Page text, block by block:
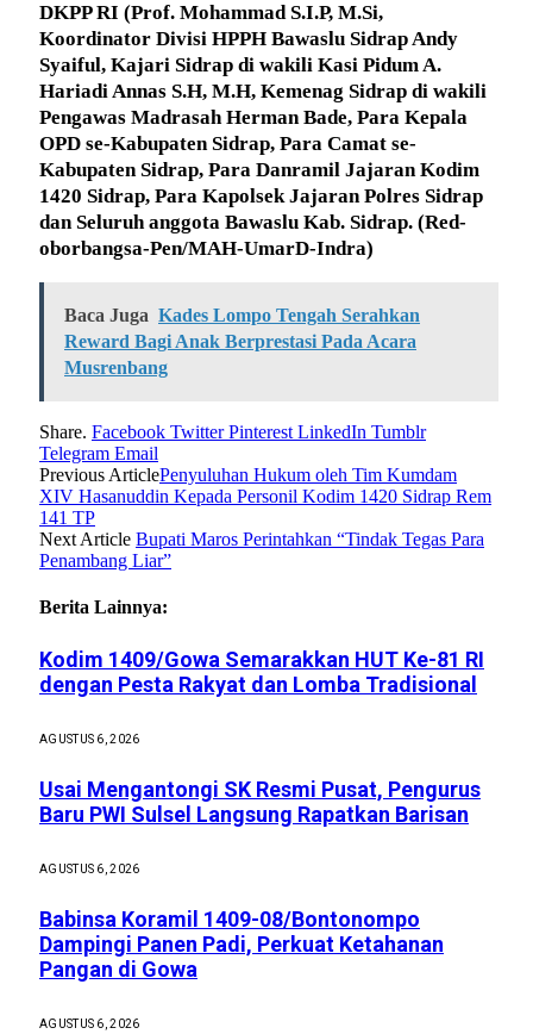
DKPP RI (Prof. Mohammad S.I.P, M.Si,
Koordinator Divisi HPPH Bawaslu Sidrap Andy
Syaiful, Kajari Sidrap di wakili Kasi Pidum A.
Hariadi Annas S.H, M.H, Kemenag Sidrap di wakili
Pengawas Madrasah Herman Bade, Para Kepala
OPD se-Kabupaten Sidrap, Para Camat se-
Kabupaten Sidrap, Para Danramil Jajaran Kodim
1420 Sidrap, Para Kapolsek Jajaran Polres Sidrap
dan Seluruh anggota Bawaslu Kab. Sidrap. (Red-
oborbangsa-Pen/MAH-UmarD-Indra)
Baca Juga Kades Lompo Tengah Serahkan
Reward Bagi Anak Berprestasi Pada Acara
Musrenbang
Share. Facebook Twitter Pinterest LinkedIn Tumblr
Telegram Email
Previous ArticlePenyuluhan Hukum oleh Tim Kumdam
XIV Hasanuddin Kepada Personil Kodim 1420 Sidrap Rem
141 TP
Next Article Bupati Maros Perintahkan “Tindak Tegas Para
Penambang Liar”
Berita Lainnya:
Kodim 1409/Gowa Semarakkan HUT Ke-81 RI
dengan Pesta Rakyat dan Lomba Tradisional
AGUSTUS 6, 2026
Usai Mengantongi SK Resmi Pusat, Pengurus
Baru PWI Sulsel Langsung Rapatkan Barisan
AGUSTUS 6, 2026
Babinsa Koramil 1409-08/Bontonompo
Dampingi Panen Padi, Perkuat Ketahanan
Pangan di Gowa
AGUSTUS 6, 2026